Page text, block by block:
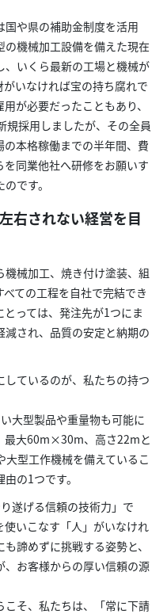
国や県の補助金制度を活用
の機械加工設備を備えた現在
いくら最新の工場と機械が
いなければ宝の持ち腐れで
が必要だったこともあり、
規採用しましたが、その全員
本格稼働までの半年間、費
同業他社へ研修をお願いす
です。
右されない経営を目
械加工、焼き付け塗装、組
ての工程を自社で完結でき
っては、発注先が1つにま
減され、品質の安定と納期の
ているのが、私たちの持つ
大型製品や重量物も可能に
最大60m×30m、高さ22mと
型工作機械を備えているこ
の1つです。
遂げる信頼の技術力」で
いこなす「人」がいなけれ
諦めずに挑戦する姿勢と、
お客様からの厚い信頼の源
こそ、私たちは、「常に下請